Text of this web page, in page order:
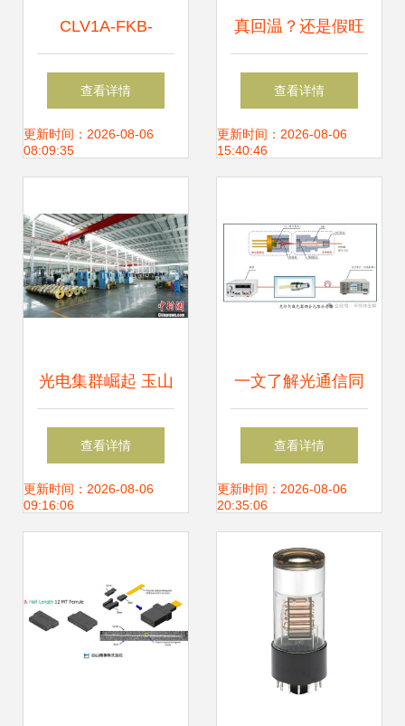
CLV1A-FKB-
CJ1M1F1BB7R4S3
高性能RGB四引脚
度解析
查看详情
更新时间：2026-08-06
08:09:35
真回温？还是假旺
盛？超20份LED“成
绩单”见真知 尤以
查看详情
更新时间：2026-08-06
15:40:46
光电集群崛起 玉山
工业场景下的光电
之变
查看详情
更新时间：2026-08-06
09:16:06
一文了解光通信同
轴光器件耦合封装
技术及其应用
查看详情
更新时间：2026-08-06
20:35:06